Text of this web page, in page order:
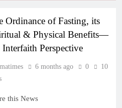
Ordinance of Fasting, its
& Physical Benefits—
Perspective
6 months ago 0
10
this News